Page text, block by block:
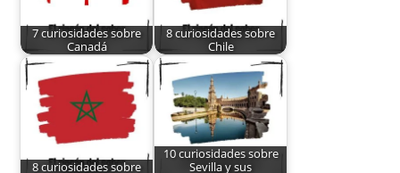
7 curiosidades sobre
Canadá
8 curiosidades sobre
Chile
8 curiosidades sobre
10 curiosidades sobre
Sevilla y sus